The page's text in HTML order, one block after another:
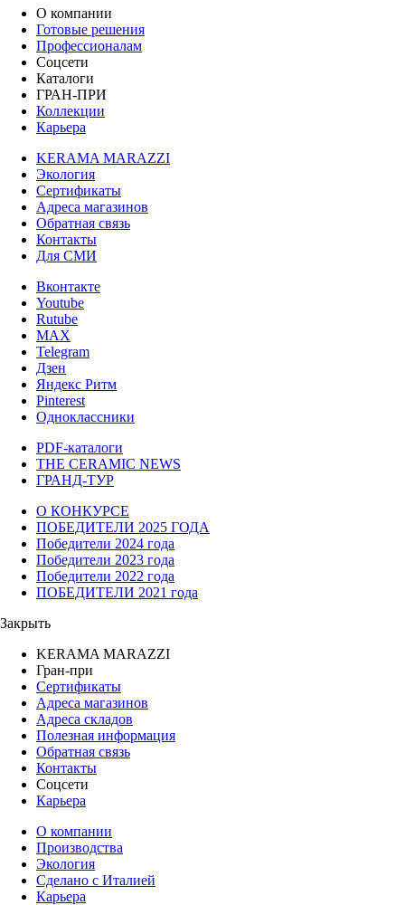
О компании
Готовые решения
Профессионалам
Соцсети
Каталоги
ГРАН-ПРИ
Коллекции
Карьера
KERAMA MARAZZI
Экология
Сертификаты
Адреса магазинов
Обратная связь
Контакты
Для СМИ
Вконтакте
Youtube
Rutube
MAX
Telegram
Дзен
Яндекс Ритм
Pinterest
Одноклассники
PDF-каталоги
THE CERAMIC NEWS
ГРАНД-ТУР
О КОНКУРСЕ
ПОБЕДИТЕЛИ 2025 ГОДА
Победители 2024 года
Победители 2023 года
Победители 2022 года
ПОБЕДИТЕЛИ 2021 года
Закрыть
KERAMA MARAZZI
Гран-при
Сертификаты
Адреса магазинов
Адреса складов
Полезная информация
Обратная связь
Контакты
Соцсети
Карьера
О компании
Производства
Экология
Сделано с Италией
Карьера